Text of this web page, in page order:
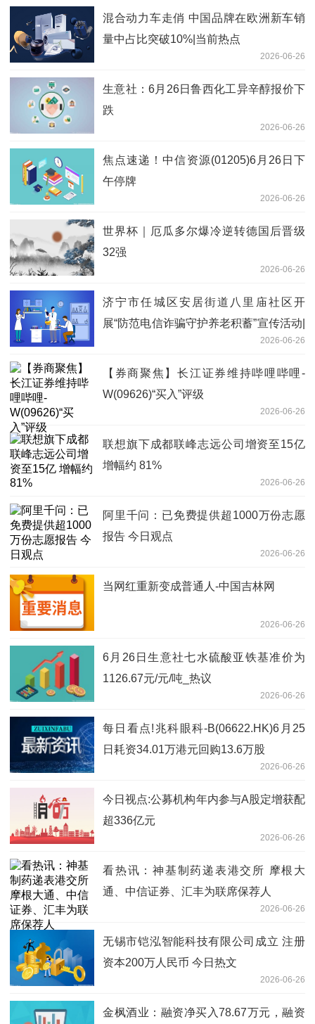
混合动力车走俏 中国品牌在欧洲新车销
量中占比突破10%|当前热点
2026-06-26
生意社：6月26日鲁西化工异辛醇报价下
跌
2026-06-26
焦点速递！中信资源(01205)6月26日下
午停牌
2026-06-26
世界杯｜厄瓜多尔爆冷逆转德国后晋级
32强
2026-06-26
济宁市任城区安居街道八里庙社区开
展“防范电信诈骗守护养老积蓄”宣传活动|
2026-06-26
【券商聚焦】长江证券维持哔哩哔哩-
W(09626)“买入”评级
2026-06-26
联想旗下成都联峰志远公司增资至15亿
增幅约 81%
2026-06-26
阿里千问：已免费提供超1000万份志愿
报告 今日观点
2026-06-26
当网红重新变成普通人-中国吉林网
2026-06-26
6月26日生意社七水硫酸亚铁基准价为
1126.67元/元/吨_热议
2026-06-26
每日看点!兆科眼科-B(06622.HK)6月25
日耗资34.01万港元回购13.6万股
2026-06-26
今日视点:公募机构年内参与A股定增获配
超336亿元
2026-06-26
看热讯：神基制药递表港交所 摩根大
通、中信证券、汇丰为联席保荐人
2026-06-26
无锡市铠泓智能科技有限公司成立 注册
资本200万人民币 今日热文
2026-06-26
金枫酒业：融资净买入78.67万元，融资